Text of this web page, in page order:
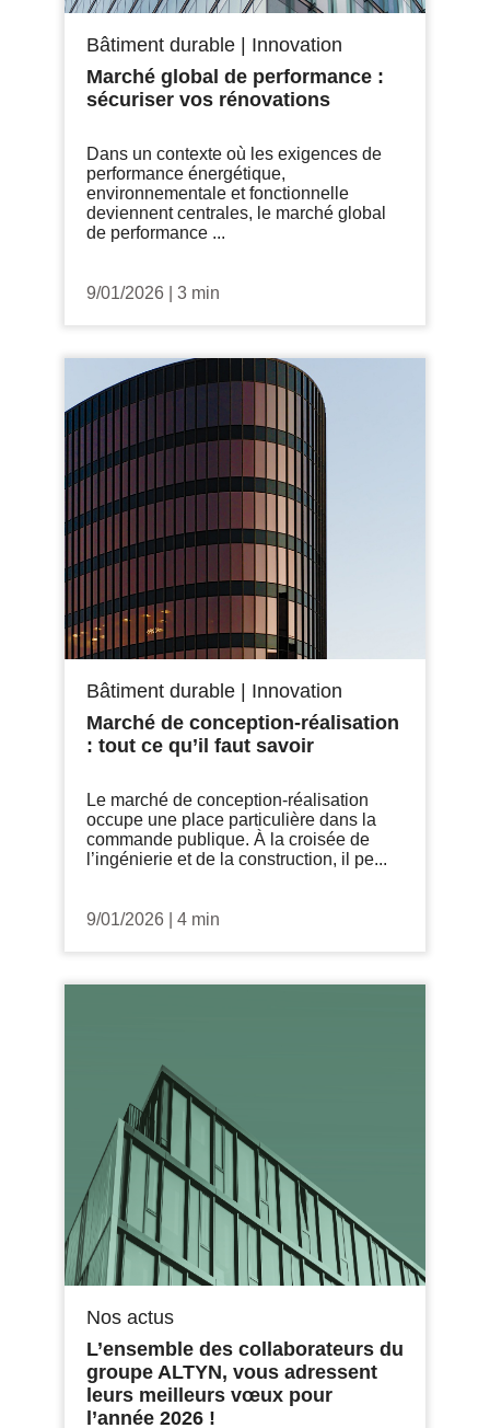
Bâtiment durable
Innovation
Marché global de performance :
sécuriser vos rénovations
Dans un contexte où les exigences de
performance énergétique,
environnementale et fonctionnelle
deviennent centrales, le marché global
de performance ...
9/01/2026 3 min
Bâtiment durable
Innovation
Marché de conception-réalisation
: tout ce qu’il faut savoir
Le marché de conception-réalisation
occupe une place particulière dans la
commande publique. À la croisée de
l’ingénierie et de la construction, il pe...
9/01/2026 4 min
Nos actus
L’ensemble des collaborateurs du
groupe ALTYN, vous adressent
leurs meilleurs vœux pour
l’année 2026 !